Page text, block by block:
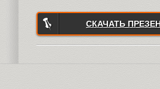
СКАЧАТЬ